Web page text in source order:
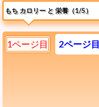
もち カロリー と 栄養（1/5）
1ページ目 2ページ目